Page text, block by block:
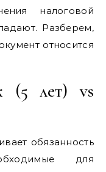
налоговой
Разберем,
относится
(5 лет) vs
обязанность
для